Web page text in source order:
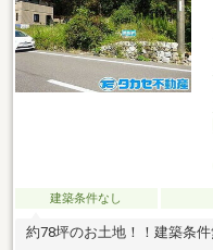
建築条件なし
約78坪のお土地！！建築条件